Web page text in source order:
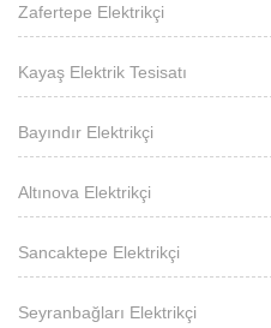
Zafertepe Elektrikçi
Kayaş Elektrik Tesisatı
Bayındır Elektrikçi
Altınova Elektrikçi
Sancaktepe Elektrikçi
Seyranbağları Elektrikçi